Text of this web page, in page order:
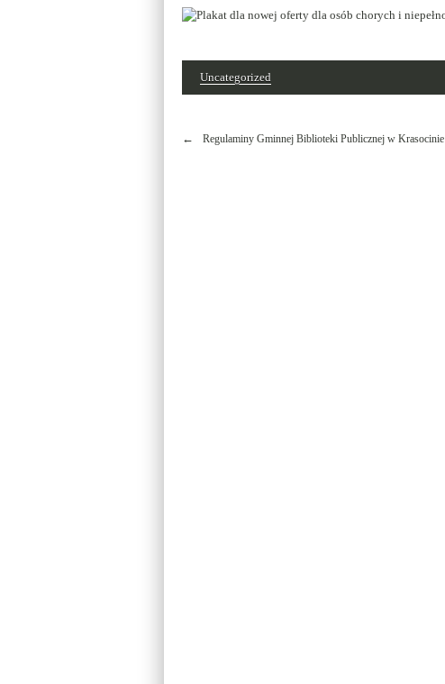
Uncategorized
Nawigacja
Regulaminy Gminnej Biblioteki Publicznej w Krasocinie